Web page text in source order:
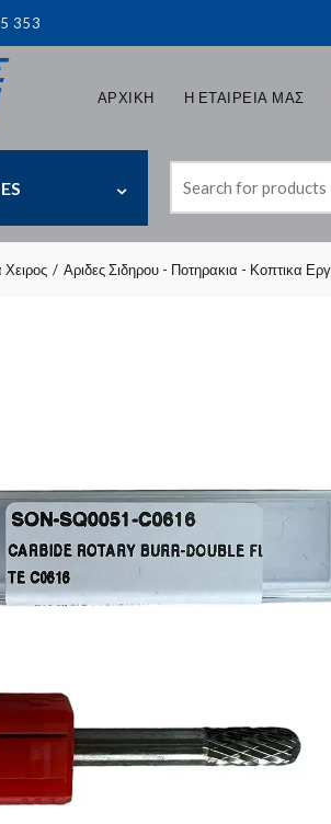
353
ΑΡΧΙΚΗ Η ΕΤΑΙΡΕΙΑ ΜΑΣ
for:
Χειρος Αριδες Σιδηρου - Ποτηρακια - Κοπτικα